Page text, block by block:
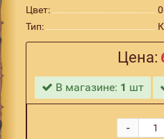
Цвет:
Тип:
Цена:
В магазине: 1 шт
-